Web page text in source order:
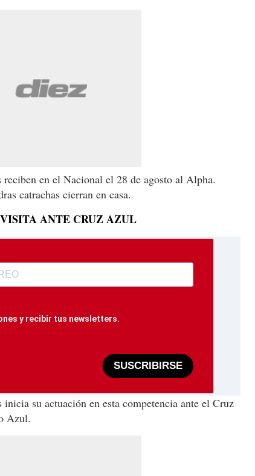
en el Nacional el 28 de agosto al Alpha.
catrachas cierran en casa.
ANTE CRUZ AZUL
y recibir tus newsletters.
SUSCRIBIRSE
su actuación en esta competencia ante el Cruz
Azul.